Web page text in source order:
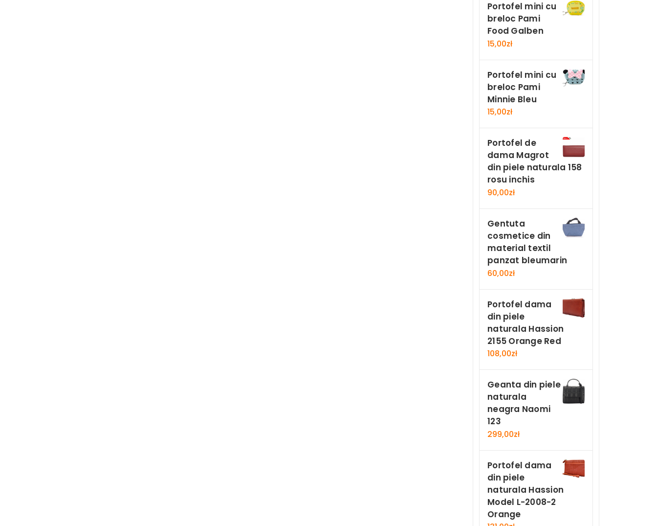
Portofel mini cu
breloc Pami
Food Galben
15,00zł
Portofel mini cu
breloc Pami
Minnie Bleu
15,00zł
Portofel de
dama Magrot
din piele naturala 158
rosu inchis
90,00zł
Gentuta
cosmetice din
material textil
panzat bleumarin
60,00zł
Portofel dama
din piele
naturala Hassion
2155 Orange Red
108,00zł
Geanta din piele
naturala
neagra Naomi
123
299,00zł
Portofel dama
din piele
naturala Hassion
Model L-2008-2
Orange